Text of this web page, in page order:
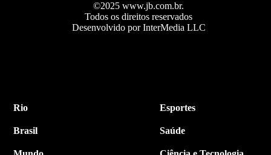
©2025 www.jb.com.br.
Todos os direitos reservados
Desenvolvido por InterMedia LLC
Rio
Brasil
Esportes
Saúde